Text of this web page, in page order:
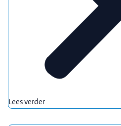
Lees verder